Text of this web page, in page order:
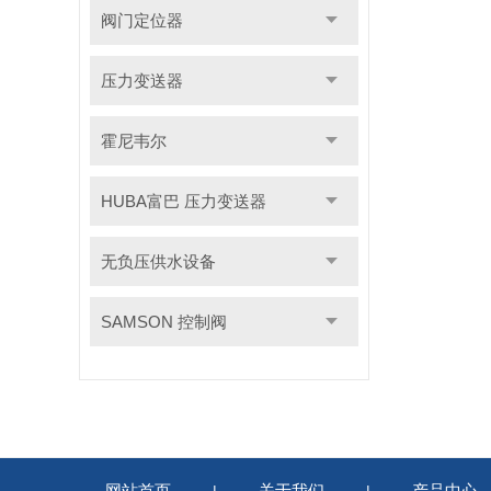
阀门定位器
压力变送器
霍尼韦尔
HUBA富巴 压力变送器
无负压供水设备
SAMSON 控制阀